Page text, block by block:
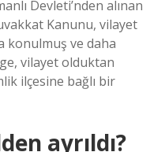
Devleti’nden alınan
Kanunu, vilayet
konulmuş ve daha
vilayet olduktan
ilçesine bağlı bir
ayrıldı?